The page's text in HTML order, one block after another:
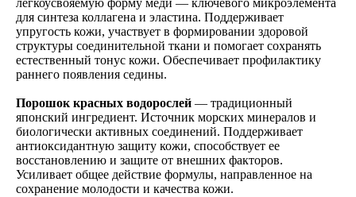
легкоусвояемую форму меди — ключевого микроэлемента
для синтеза коллагена и эластина. Поддерживает
упругость кожи, участвует в формировании здоровой
структуры соединительной ткани и помогает сохранять
естественный тонус кожи. Обеспечивает профилактику
раннего появления седины.
Порошок красных водорослей — традиционный
японский ингредиент. Источник морских минералов и
биологически активных соединений. Поддерживает
антиоксидантную защиту кожи, способствует ее
восстановлению и защите от внешних факторов.
Усиливает общее действие формулы, направленное на
сохранение молодости и качества кожи.